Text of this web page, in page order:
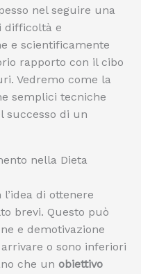
nel seguire una
difficoltà e
e scientificamente
rapporto con il cibo
Vedremo come la
semplici tecniche
successo di un
nella Dieta
di ottenere
brevi. Questo può
e demotivazione
o sono inferiori
che un obiettivo